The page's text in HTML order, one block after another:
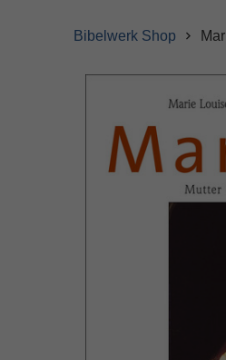
Bibelwerk Shop